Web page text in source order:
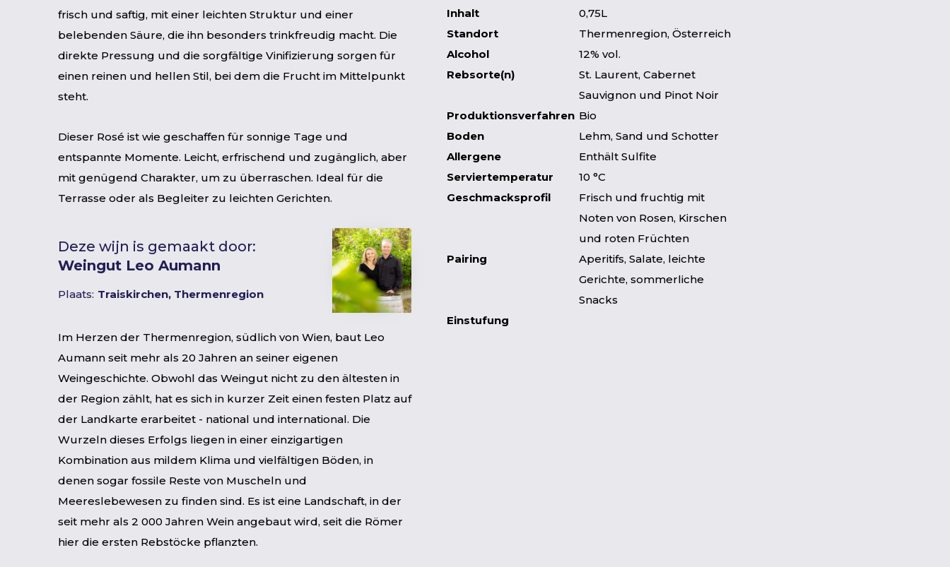
frisch und saftig, mit einer leichten Struktur und einer
belebenden Säure, die ihn besonders trinkfreudig macht. Die
direkte Pressung und die sorgfältige Vinifizierung sorgen für
einen reinen und hellen Stil, bei dem die Frucht im Mittelpunkt
steht.
Dieser Rosé ist wie geschaffen für sonnige Tage und
entspannte Momente. Leicht, erfrischend und zugänglich, aber
mit genügend Charakter, um zu überraschen. Ideal für die
Terrasse oder als Begleiter zu leichten Gerichten.
Deze wijn is gemaakt door:
Weingut Leo Aumann
Plaats: Traiskirchen, Thermenregion
Im Herzen der Thermenregion, südlich von Wien, baut Leo
Aumann seit mehr als 20 Jahren an seiner eigenen
Weingeschichte. Obwohl das Weingut nicht zu den ältesten in
der Region zählt, hat es sich in kurzer Zeit einen festen Platz auf
der Landkarte erarbeitet - national und international. Die
Wurzeln dieses Erfolgs liegen in einer einzigartigen
Kombination aus mildem Klima und vielfältigen Böden, in
denen sogar fossile Reste von Muscheln und
Meereslebewesen zu finden sind. Es ist eine Landschaft, in der
seit mehr als 2 000 Jahren Wein angebaut wird, seit die Römer
hier die ersten Rebstöcke pflanzten.
Inhalt
0,75L
Standort
Thermenregion, Österreich
Alcohol
12% vol.
Rebsorte(n)
St. Laurent, Cabernet
Sauvignon und Pinot Noir
Produktionsverfahren Bio
Boden
Lehm, Sand und Schotter
Allergene
Enthält Sulfite
Serviertemperatur
10 °C
Geschmacksprofil
Frisch und fruchtig mit
Noten von Rosen, Kirschen
und roten Früchten
Pairing
Aperitifs, Salate, leichte
Gerichte, sommerliche
Snacks
Einstufung